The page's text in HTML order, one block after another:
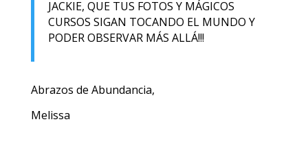
JACKIE, QUE TUS FOTOS Y MÁGICOS
CURSOS SIGAN TOCANDO EL MUNDO Y
PODER OBSERVAR MÁS ALLÁ!!!
Abrazos de Abundancia,
Melissa